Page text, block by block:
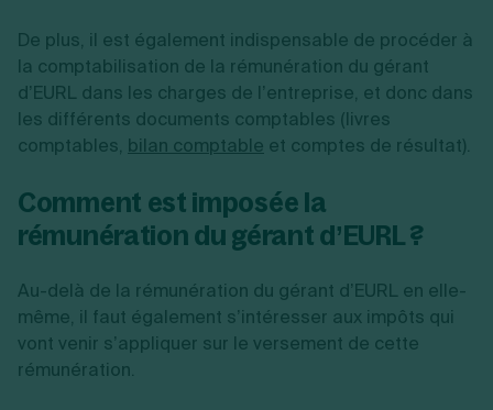
De plus, il est également indispensable de procéder à
la comptabilisation de la rémunération du gérant
d’EURL dans les charges de l’entreprise, et donc dans
les différents documents comptables (livres
comptables, bilan comptable et comptes de résultat).
Comment est imposée la
rémunération du gérant d’EURL ?
Au-delà de la rémunération du gérant d’EURL en elle-
même, il faut également s’intéresser aux impôts qui
vont venir s’appliquer sur le versement de cette
rémunération.